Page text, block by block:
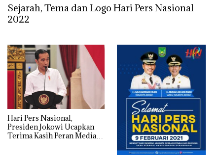
Sejarah, Tema dan Logo Hari Pers Nasional
2022
Hari Pers Nasional,
Presiden Jokowi Ucapkan
Terima Kasih Peran Media